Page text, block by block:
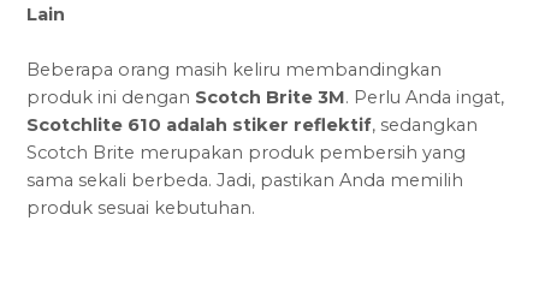
Lain
Beberapa orang masih keliru membandingkan
produk ini dengan Scotch Brite 3M. Perlu Anda ingat,
Scotchlite 610 adalah stiker reflektif, sedangkan
Scotch Brite merupakan produk pembersih yang
sama sekali berbeda. Jadi, pastikan Anda memilih
produk sesuai kebutuhan.